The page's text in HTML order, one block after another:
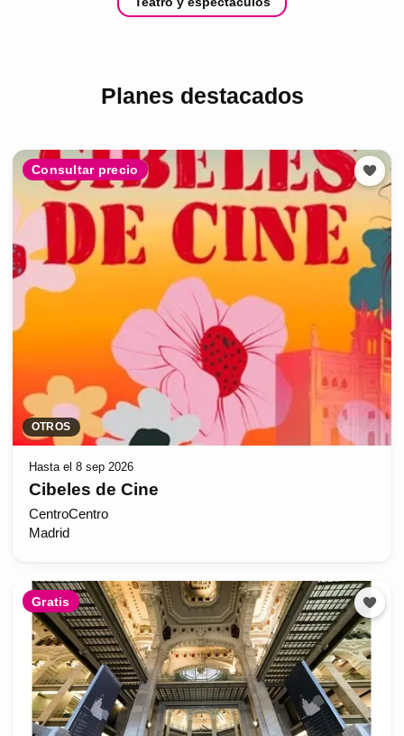
Planes destacados
Consultar precio
OTROS
Hasta el 8 sep 2026
Cibeles de Cine
CentroCentro
Madrid
Gratis